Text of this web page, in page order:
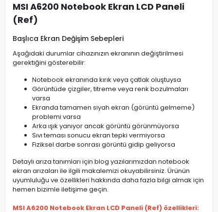
MSI A6200 Notebook Ekran LCD Paneli
(Ref)
Başlıca Ekran Değişim Sebepleri
Aşağıdaki durumlar cihazınızın ekranının değiştirilmesi
gerektiğini gösterebilir:
Notebook ekranında kırık veya çatlak oluştuysa
Görüntüde çizgiler, titreme veya renk bozulmaları
varsa
Ekranda tamamen siyah ekran (görüntü gelmeme)
problemi varsa
Arka ışık yanıyor ancak görüntü görünmüyorsa
Sıvı teması sonucu ekran tepki vermiyorsa
Fiziksel darbe sonrası görüntü gidip geliyorsa
Detaylı arıza tanımları için blog yazılarımızdan notebook
ekran arızaları ile ilgili makalemizi okuyabilirsiniz. Ürünün
uyumluluğu ve özellikleri hakkında daha fazla bilgi almak için
hemen bizimle iletişime geçin.
MSI A6200 Notebook Ekran LCD Paneli (Ref) özellikleri: